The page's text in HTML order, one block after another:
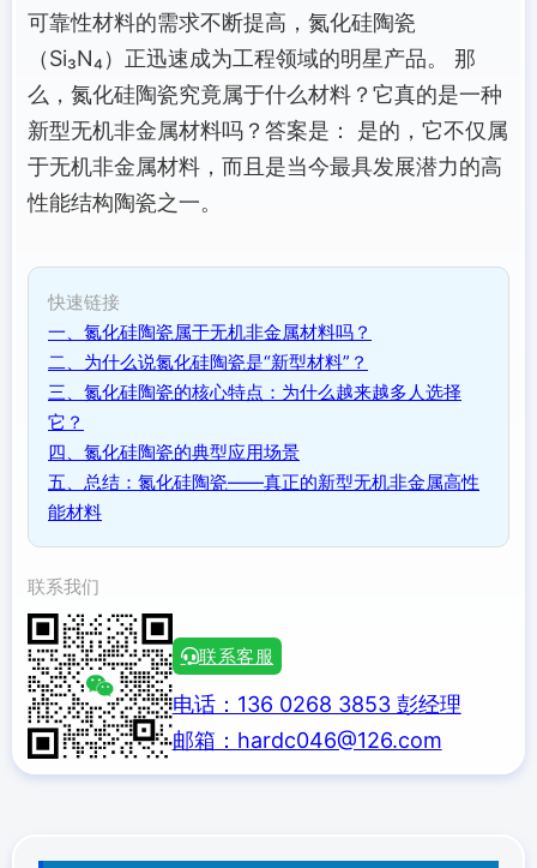
可靠性材料的需求不断提高，氮化硅陶瓷
（Si₃N₄）正迅速成为工程领域的明星产品。 那
么，氮化硅陶瓷究竟属于什么材料？它真的是一种
新型无机非金属材料吗？答案是： 是的，它不仅属
于无机非金属材料，而且是当今最具发展潜力的高
性能结构陶瓷之一。
快速链接
一、氮化硅陶瓷属于无机非金属材料吗？
二、为什么说氮化硅陶瓷是“新型材料”？
三、氮化硅陶瓷的核心特点：为什么越来越多人选择
它？
四、氮化硅陶瓷的典型应用场景
五、总结：氮化硅陶瓷——真正的新型无机非金属高性
能材料
联系我们
联系客服
电话：136 0268 3853 彭经理
邮箱：hardc046@126.com